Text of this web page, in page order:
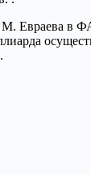
М. Евраева в